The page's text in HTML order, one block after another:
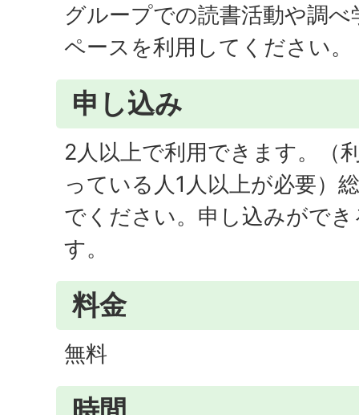
グループでの読書活動や調
ペースを利用してください。
申し込み
2人以上で利用できます。（
っている人1人以上が必要）
でください。申し込みがで
す。
料金
無料